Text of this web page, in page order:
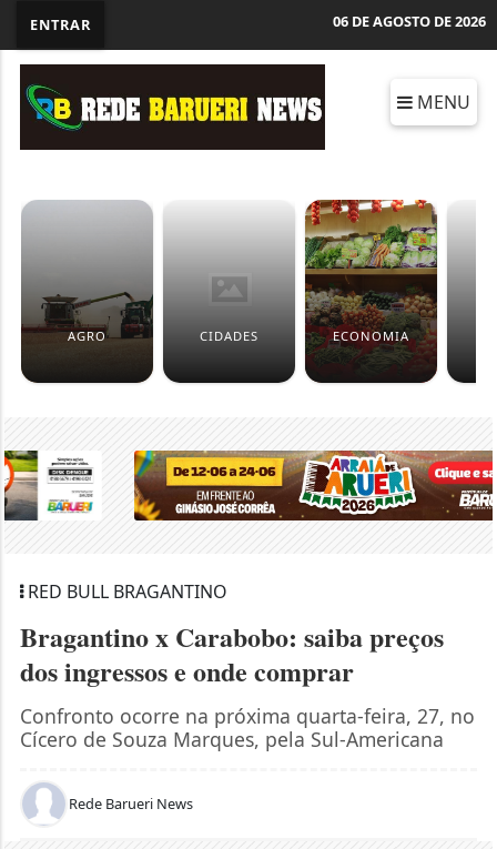
ENTRAR 06 DE AGOSTO DE 2026
MENU
AGRO CIDADES ECONOMIA
RED BULL BRAGANTINO
Bragantino x Carabobo: saiba preços
dos ingressos e onde comprar
Confronto ocorre na próxima quarta-feira, 27, no
Cícero de Souza Marques, pela Sul-Americana
Rede Barueri News